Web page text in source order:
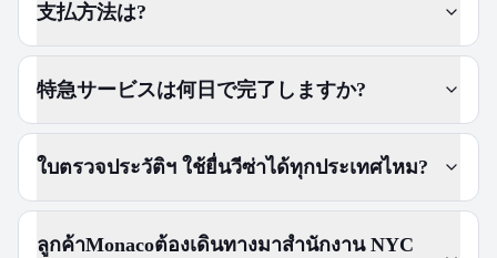
支払方法は?
特急サービスは何日で完了しますか?
ใบตรวจประวัติฯ ใช้ยื่นวีซ่าได้ทุกประเทศไหม?
ลูกค้าMonacoต้องเดินทางมาสำนักงาน NYC